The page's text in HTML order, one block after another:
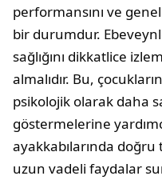
performansını ve
bir durumdur.
sağlığını dikkatlice
almalıdır. Bu,
psikolojik olarak daha
göstermelerine
ayakkabılarında
uzun vadeli faydalar